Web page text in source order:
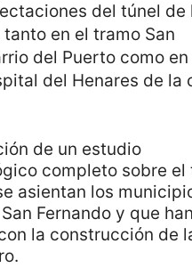
del túnel de
en el tramo San
del Puerto como en
del Henares de la
de un estudio
completo sobre
asientan los
Fernando y que
la construcción de